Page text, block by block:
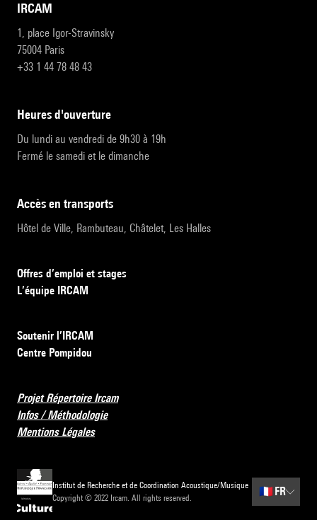
IRCAM
1, place Igor-Stravinsky
75004 Paris
+33 1 44 78 48 43
heures d'ouverture
Du lundi au vendredi de 9h30 à 19h
Fermé le samedi et le dimanche
accès en transports
Hôtel de Ville, Rambuteau, Châtelet, Les Halles
Offres d’emploi et stages
L’équipe IRCAM
Soutenir l’IRCAM
Centre Pompidou
Projet Répertoire Ircam
Infos / Méthodologie
Mentions Légales
Institut de Recherche et de Coordination Acoustique/Musique
Copyright © 2022 Ircam. All rights reserved.
🇫🇷 FR